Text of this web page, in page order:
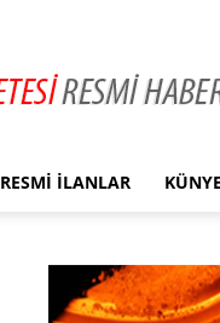
RESMI İLANLAR KÜNYE